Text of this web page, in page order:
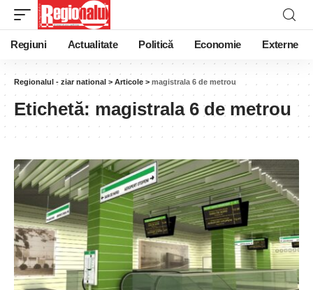
Regiuni Actualitate Politică Economie Externe
Regionalul - ziar national > Articole > magistrala 6 de metrou
Etichetă: magistrala 6 de metrou